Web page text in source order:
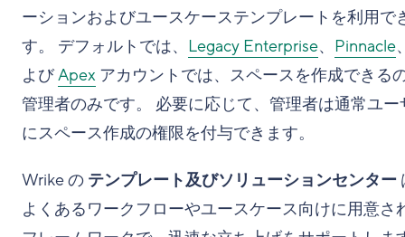
ーションおよびユースケーステンプレートを利用で
す。 デフォルトでは、 Legacy Enterprise、 Pinnacle
よびApex アカウントでは、スペースを作成できる
管理者のみです。 必要に応じて、管理者は通常ユー
にスペース作成の権限を付与できます。
Wrike の テンプレート及びソリューションセンター
よくあるワークフローやユースケース向けに用意さ